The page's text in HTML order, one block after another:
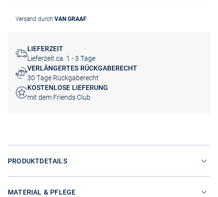
Versand durch VAN GRAAF
LIEFERZEIT
Lieferzeit ca. 1 - 3 Tage
VERLÄNGERTES RÜCKGABERECHT
30 Tage Rückgaberecht
KOSTENLOSE LIEFERUNG
mit dem Friends Club
PRODUKTDETAILS
MATERIAL & PFLEGE